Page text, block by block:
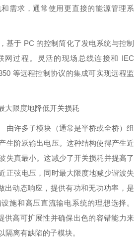
需求，通常使用更直接的能源管理系
基于 PC 的控制简化了发电系统与控制
网过程。灵活的现场总线连接和 IEC
等远程控制协议的集成可实现远程监
大限度地降低开关损耗
由许多子模块（通常是半桥或全桥）组
生阶跃输出电压。这种结构使得产生近
失真最小。这减少了开关损耗并提高了
正弦电压，同时最大限度地减少谐波失
出动态响应，提供有功和无功功率，是
施和高压直流输电系统的理想选择。
供高可扩展性并确保出色的容错能力来
隔离有缺陷的子模块。